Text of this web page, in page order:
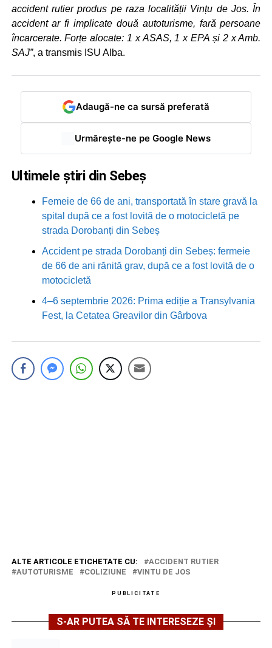
accident rutier produs pe raza localității Vințu de Jos. În
accident ar fi implicate două autoturisme, fară persoane
încarcerate. Forțe alocate: 1 x ASAS, 1 x EPA și 2 x Amb.
SAJ”, a transmis ISU Alba.
Adaugă-ne ca sursă preferată
Urmărește-ne pe Google News
Ultimele știri din Sebeș
Femeie de 66 de ani, transportată în stare gravă la
spital după ce a fost lovită de o motocicletă pe
strada Dorobanți din Sebeș
Accident pe strada Dorobanți din Sebeș: fermeie
de 66 de ani rănită grav, după ce a fost lovită de o
motocicletă
4–6 septembrie 2026: Prima ediție a Transylvania
Fest, la Cetatea Greavilor din Gârbova
ALTE ARTICOLE ETICHETATE CU:
ACCIDENT RUTIER
AUTOTURISME
COLIZIUNE VINTU DE JOS
PUBLICITATE
S-AR PUTEA SĂ TE INTERESEZE ȘI